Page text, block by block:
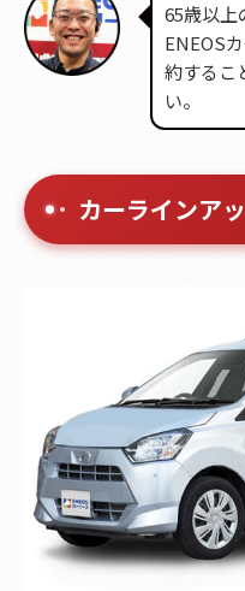
65歳以上
ENEOS
約するこ
い。
カーラインア